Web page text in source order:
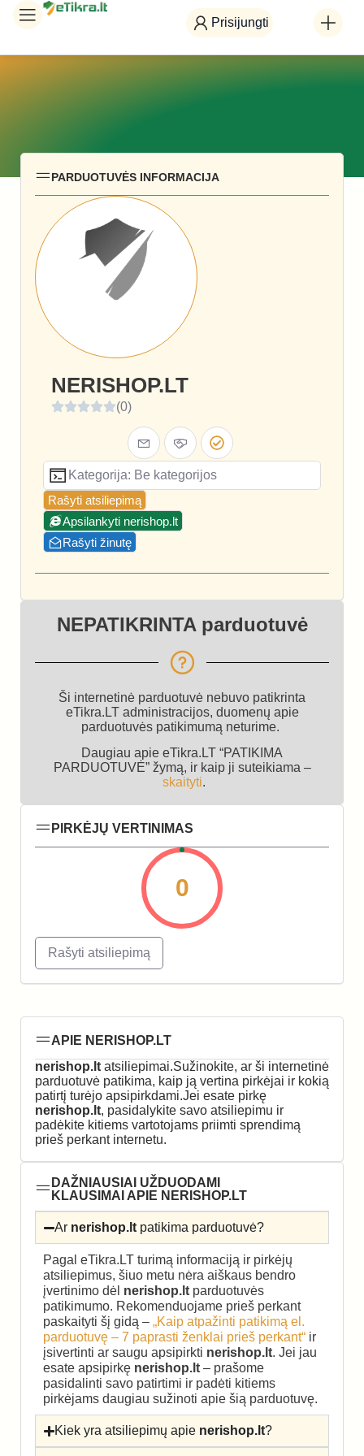
Prisijungti
PARDUOTUVĖS INFORMACIJA
NERISHOP.LT
(0)
Kategorija: Be kategorijos
Rašyti atsiliepimą
Apsilankyti nerishop.lt
Rašyti žinutę
NEPATIKRINTA parduotuvė
Ši internetinė parduotuvė nebuvo patikrinta
eTikra.LT administracijos, duomenų apie
parduotuvės patikimumą neturime.
Daugiau apie eTikra.LT “PATIKIMA
PARDUOTUVĖ” žymą, ir kaip ji suteikiama –
skaityti.
PIRKĖJŲ VERTINIMAS
0
Rašyti atsiliepimą
APIE NERISHOP.LT
nerishop.lt atsiliepimai.Sužinokite, ar ši internetinė
parduotuvė patikima, kaip ją vertina pirkėjai ir kokią
patirtį turėjo apsipirkdami.Jei esate pirkę
nerishop.lt, pasidalykite savo atsiliepimu ir
padėkite kitiems vartotojams priimti sprendimą
prieš perkant internetu.
DAŽNIAUSIAI UŽDUODAMI
KLAUSIMAI APIE NERISHOP.LT
Ar nerishop.lt patikima parduotuvė?
Pagal eTikra.LT turimą informaciją ir pirkėjų
atsiliepimus, šiuo metu nėra aiškaus bendro
įvertinimo dėl nerishop.lt parduotuvės
patikimumo. Rekomenduojame prieš perkant
paskaityti šį gidą – „Kaip atpažinti patikimą el.
parduotuvę – 7 paprasti ženklai prieš perkant“ ir
įsivertinti ar saugu apsipirkti nerishop.lt. Jei jau
esate apsipirkę nerishop.lt – prašome
pasidalinti savo patirtimi ir padėti kitiems
pirkėjams daugiau sužinoti apie šią parduotuvę.
Kiek yra atsiliepimų apie nerishop.lt?